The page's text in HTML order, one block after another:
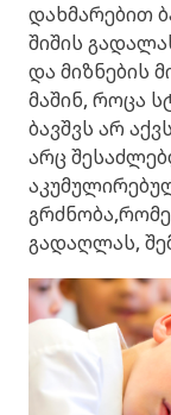
დახმარებით
შიშის
და მიზნების
მაშინ, როცა
ბავშვს არ
არც
გადაღლას,